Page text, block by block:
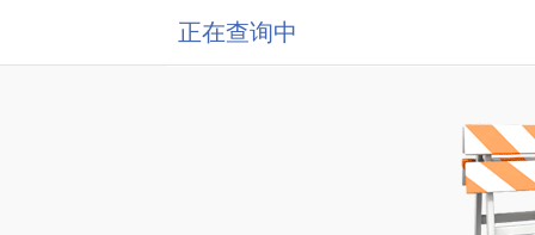
正在查询中